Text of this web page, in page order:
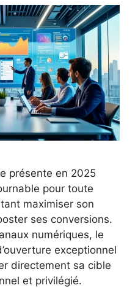
présente en 2025
pour toute
maximiser son
ses conversions.
numériques, le
exceptionnel
directement sa cible
et privilégié.